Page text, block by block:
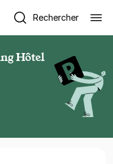
Rechercher
Hôtel